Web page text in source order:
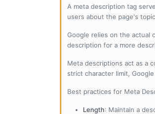
A meta description tag
users about the page's
Google relies on the actual
description for a more
Meta descriptions act as a
strict character limit,
Best practices for Meta
Length: Maintain a